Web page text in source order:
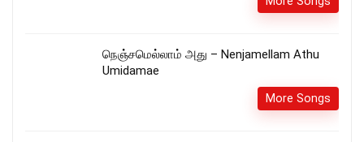
நெஞ்சமெல்லாம் அது – Nenjamellam Athu
Umidamae
More Songs